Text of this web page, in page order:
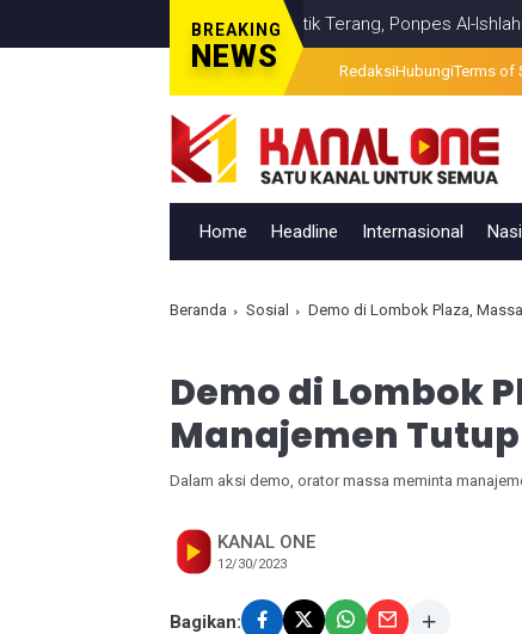
BREAKING
NEWS
Berita Televisi Temui Titik Terang, Ponpes Al-Ishlahuddiny
RedaksiHubungiTerms of
Home Headline Internasional
Beranda Sosial Demo di Lombok Plaza,
Demo di Lombok
Manajemen
Dalam aksi demo, orator massa meminta
KANAL ONE
12/30/2023
Bagikan: